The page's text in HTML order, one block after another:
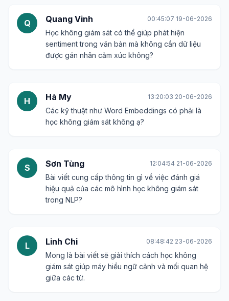
Q Quang Vinh 00:45:07 19-06-2026
Học không giám sát có thể giúp phát hiện
sentiment trong văn bản mà không cần dữ liệu
được gán nhãn cảm xúc không?
H Hà My 13:20:03 20-06-2026
Các kỹ thuật như Word Embeddings có phải là
học không giám sát không ạ?
S Sơn Tùng 12:04:54 21-06-2026
Bài viết cung cấp thông tin gì về việc đánh giá
hiệu quả của các mô hình học không giám sát
trong NLP?
L Linh Chi 08:48:42 23-06-2026
Mong là bài viết sẽ giải thích cách học không
giám sát giúp máy hiểu ngữ cảnh và mối quan hệ
giữa các từ.